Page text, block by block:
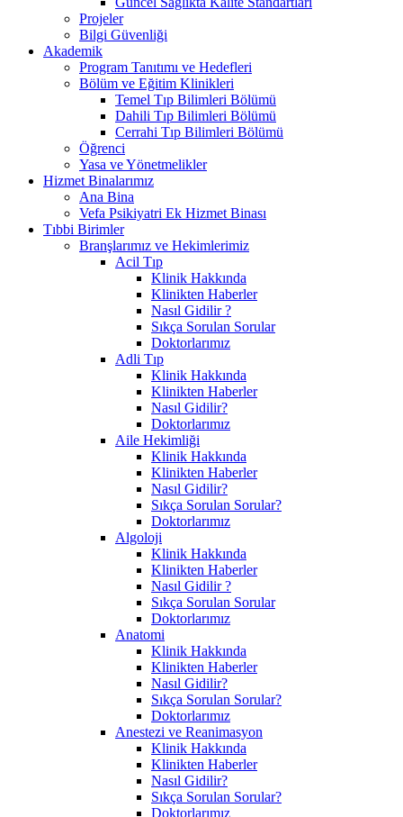
Projeler
Bilgi Güvenliği
Akademik
Program Tanıtımı ve Hedefleri
Bölüm ve Eğitim Klinikleri
Temel Tıp Bilimleri Bölümü
Dahili Tıp Bilimleri Bölümü
Cerrahi Tıp Bilimleri Bölümü
Öğrenci
Yasa ve Yönetmelikler
Hizmet Binalarımız
Ana Bina
Vefa Psikiyatri Ek Hizmet Binası
Tıbbi Birimler
Branşlarımız ve Hekimlerimiz
Acil Tıp
Klinik Hakkında
Klinikten Haberler
Nasıl Gidilir ?
Sıkça Sorulan Sorular
Doktorlarımız
Adli Tıp
Klinik Hakkında
Klinikten Haberler
Nasıl Gidilir?
Doktorlarımız
Aile Hekimliği
Klinik Hakkında
Klinikten Haberler
Nasıl Gidilir?
Sıkça Sorulan Sorular?
Doktorlarımız
Algoloji
Klinik Hakkında
Klinikten Haberler
Nasıl Gidilir ?
Sıkça Sorulan Sorular
Doktorlarımız
Anatomi
Klinik Hakkında
Klinikten Haberler
Nasıl Gidilir?
Sıkça Sorulan Sorular?
Doktorlarımız
Anestezi ve Reanimasyon
Klinik Hakkında
Klinikten Haberler
Nasıl Gidilir?
Sıkça Sorulan Sorular?
Doktorlarımız